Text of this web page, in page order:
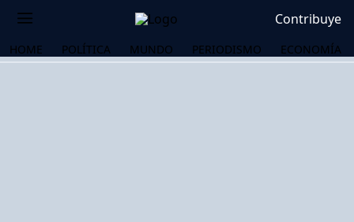
Contribuye
HOME POLÍTICA MUNDO PERIODISMO ECONOMÍA